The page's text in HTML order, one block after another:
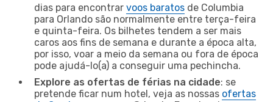
dias para encontrar voos baratos de Columbia
para Orlando são normalmente entre terça-feira
e quinta-feira. Os bilhetes tendem a ser mais
caros aos fins de semana e durante a época alta,
por isso, voar a meio da semana ou fora de época
pode ajudá-lo(a) a conseguir uma pechincha.
Explore as ofertas de férias na cidade: se
pretende ficar num hotel, veja as nossas ofertas